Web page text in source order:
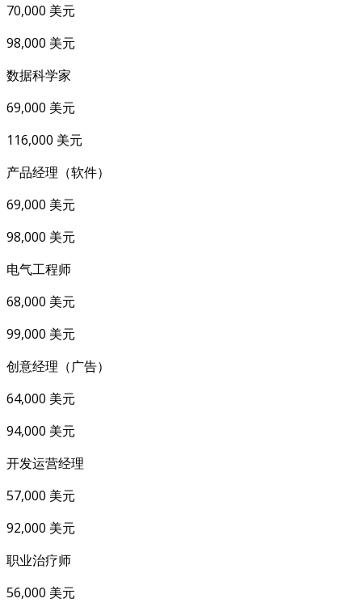
70,000 美元
98,000 美元
数据科学家
69,000 美元
116,000 美元
产品经理（软件）
69,000 美元
98,000 美元
电气工程师
68,000 美元
99,000 美元
创意经理（广告）
64,000 美元
94,000 美元
开发运营经理
57,000 美元
92,000 美元
职业治疗师
56,000 美元